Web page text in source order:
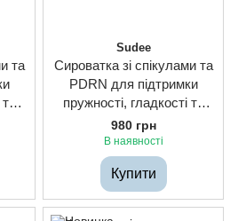
та
та
Sudee
Сироватка зі спікулами та
PDRN для підтримки
пружності, гладкості та
еластичного вигляду шкіри
Sudee Pdrn Serum
Renewing, 2ml * 10pcs
980 грн
В наявності
Купити